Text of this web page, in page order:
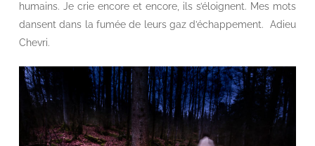
humains. Je crie encore et encore, ils s’éloignent. Mes mots
dansent dans la fumée de leurs gaz d’échappement. Adieu
Chevri.